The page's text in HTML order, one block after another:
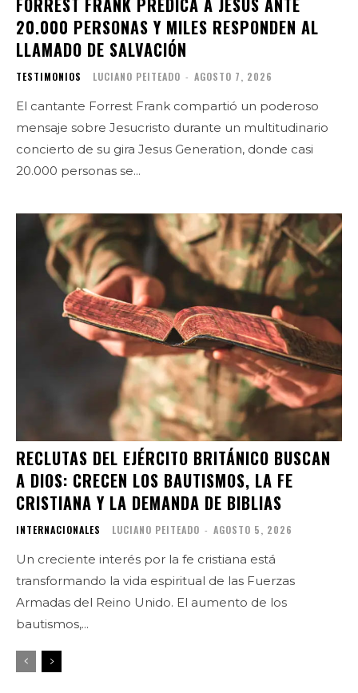
20.000 PERSONAS Y MILES RESPONDEN AL
LLAMADO DE SALVACIÓN
TESTIMONIOS LUCIANO PEITEADO - AGOSTO 7, 2026
El cantante Forrest Frank compartió un poderoso
mensaje sobre Jesucristo durante un multitudinario
concierto de su gira Jesus Generation, donde casi
20.000 personas se...
RECLUTAS DEL EJÉRCITO BRITÁNICO BUSCAN
A DIOS: CRECEN LOS BAUTISMOS, LA FE
CRISTIANA Y LA DEMANDA DE BIBLIAS
INTERNACIONALES LUCIANO PEITEADO - AGOSTO 5, 2026
Un creciente interés por la fe cristiana está
transformando la vida espiritual de las Fuerzas
Armadas del Reino Unido. El aumento de los
bautismos,...